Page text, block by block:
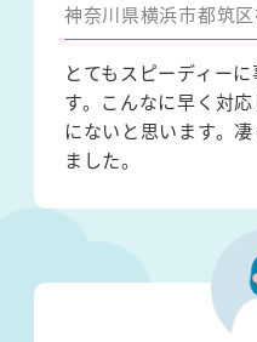
神奈川県横浜市都筑
とてもスピーディー
す。こんなに早く対
にないと思います。
ました。